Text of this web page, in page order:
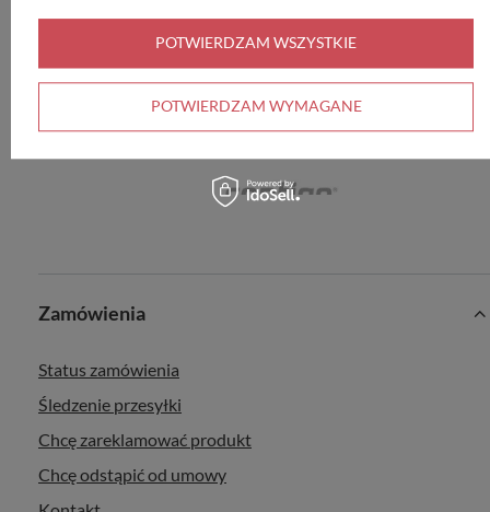
369,99 zł
Zamówienia
Status zamówienia
Śledzenie przesyłki
Chcę zareklamować produkt
Chcę odstąpić od umowy
POTWIERDZAM WYMAGANE
POTWIERDZAM WSZYSTKIE